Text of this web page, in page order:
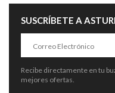
SUSCRÍBETE A
Recibe directamente en tu
mejores ofertas.